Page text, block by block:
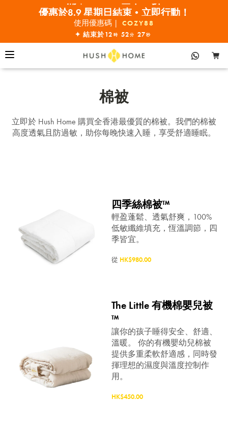
優惠於8.9 星期日結束•立即行動！
30% OFF EVERYTHING
使用優惠碼 | COZY88
✦ 結束於12 時 52 分 26 秒
棉被
立即於 Hush Home 購買全香港最優質的棉被。我們的棉被
高度透氣且防過敏，助你每晚快速入睡，享受舒適睡眠。
四季絲棉被™
輕盈蓬鬆、透氣舒爽，100%
低敏纖維填充，恆溫調節，四
季皆宜。
從 HK$980.00
The Little 有機棉嬰兒被
™
讓你的孩子睡得安全、舒適、
溫暖。 你的有機嬰幼兒棉被
提供多重柔軟舒適感，同時發
揮理想的濕度與溫度控制作
用。
HK$450.00